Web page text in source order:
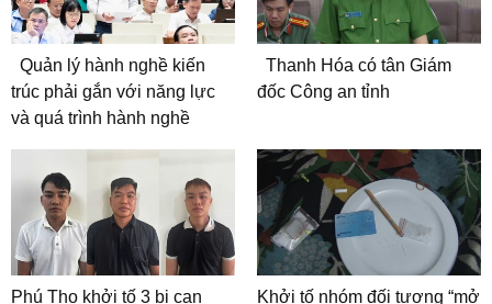
Quản lý hành nghề kiến
trúc phải gắn với năng lực
và quá trình hành nghề
Thanh Hóa có tân Giám
đốc Công an tỉnh
Phú Thọ khởi tố 3 bị can Khởi tố nhóm đối tượng “mở